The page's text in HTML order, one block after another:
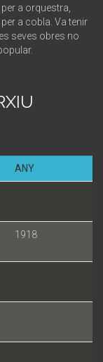
a orquestra,
a cobla. Va tenir
seves obres no
ANY
1918